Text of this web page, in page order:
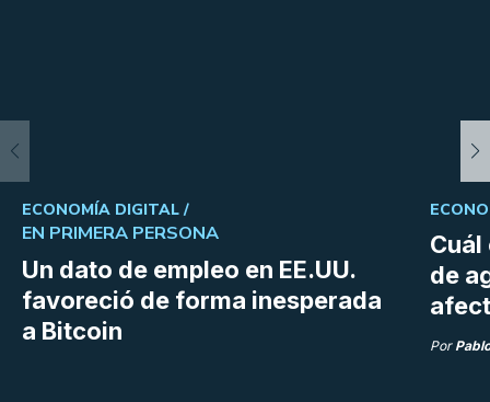
Un dato de empleo en EE.UU.
favoreció de forma inesperada
a Bitcoin
ECONOMÍA DIGITAL /
EN PRIMERA PERSONA
de
Por